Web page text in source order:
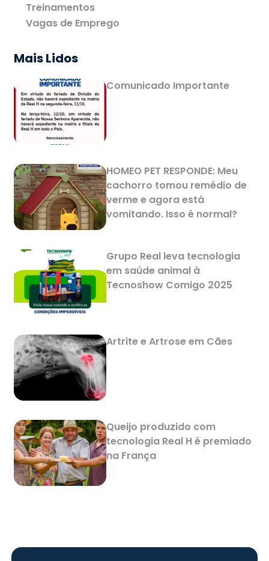
Treinamentos
Vagas de Emprego
Mais Lidos
Comunicado Importante
HOMEO PET RESPONDE: Meu
cachorro tomou remédio de
verme e agora está
vomitando. Isso é normal?
Grupo Real leva tecnologia
em saúde animal à
Tecnoshow Comigo 2025
Artrite e Artrose em Cães
Queijo produzido com
tecnologia Real H é premiado
na França